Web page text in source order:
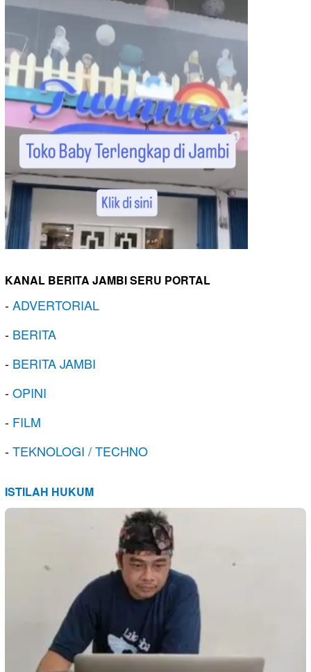
KANAL BERITA JAMBI SERU PORTAL
-ADVERTORIAL
- BERITA
- BERITA JAMBI
-OPINI
- FILM
-TEKNOLOGI / TECHNO
ISTILAH HUKUM